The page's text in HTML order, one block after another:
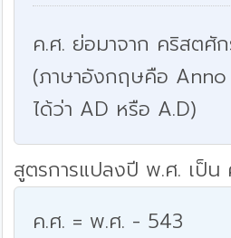
ค.ศ. ย่อมาจาก คริสตศัก
(ภาษาอังกฤษคือ
ได้ว่า AD หรือ A.D)
สูตรการแปลงปี พ.ศ. เป็น
ค.ศ. = พ.ศ. - 543